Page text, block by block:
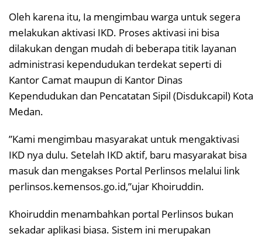
​Oleh karena itu, Ia mengimbau warga untuk segera
melakukan aktivasi IKD. Proses aktivasi ini bisa
dilakukan dengan mudah di beberapa titik layanan
administrasi kependudukan terdekat seperti di
Kantor Camat maupun di Kantor Dinas
Kependudukan dan Pencatatan Sipil (Disdukcapil) Kota
Medan.
​”Kami mengimbau masyarakat untuk mengaktivasi
IKD nya dulu. Setelah IKD aktif, baru masyarakat bisa
masuk dan mengakses Portal Perlinsos melalui link
perlinsos.kemensos.go.id,”ujar Khoiruddin.
​Khoiruddin menambahkan portal Perlinsos bukan
sekadar aplikasi biasa. Sistem ini merupakan